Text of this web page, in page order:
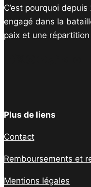
C’est pourquoi
engagé dans la
paix et une
Plus de liens
Contact
Remboursements et
Mentions légales